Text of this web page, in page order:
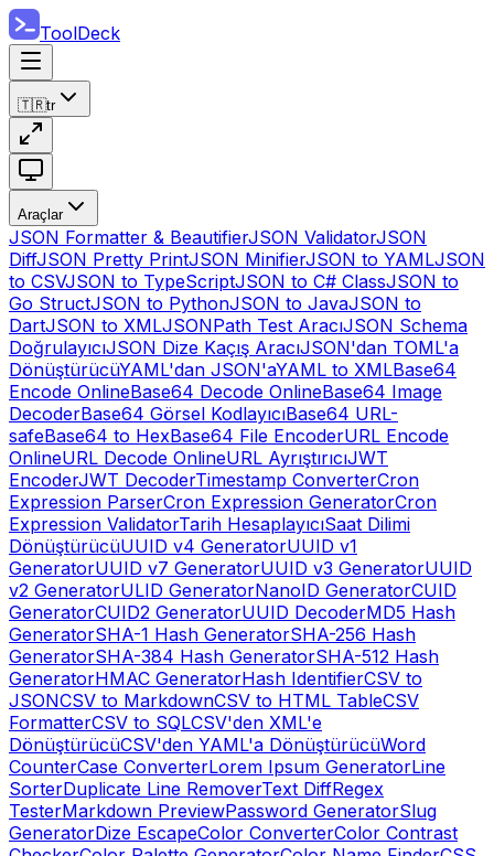
ToolDeck
🇹🇷tr
Araçlar
JSON Formatter & BeautifierJSON ValidatorJSON
DiffJSON Pretty PrintJSON MinifierJSON to YAMLJSON
to CSVJSON to TypeScriptJSON to C# ClassJSON to
Go StructJSON to PythonJSON to JavaJSON to
DartJSON to XMLJSONPath Test AracıJSON Schema
DoğrulayıcıJSON Dize Kaçış AracıJSON'dan TOML'a
DönüştürücüYAML'dan JSON'aYAML to XMLBase64
Encode OnlineBase64 Decode OnlineBase64 Image
DecoderBase64 Görsel KodlayıcıBase64 URL-
safeBase64 to HexBase64 File EncoderURL Encode
OnlineURL Decode OnlineURL AyrıştırıcıJWT
EncoderJWT DecoderTimestamp ConverterCron
Expression ParserCron Expression GeneratorCron
Expression ValidatorTarih HesaplayıcıSaat Dilimi
DönüştürücüUUID v4 GeneratorUUID v1
GeneratorUUID v7 GeneratorUUID v3 GeneratorUUID
v2 GeneratorULID GeneratorNanoID GeneratorCUID
GeneratorCUID2 GeneratorUUID DecoderMD5 Hash
GeneratorSHA-1 Hash GeneratorSHA-256 Hash
GeneratorSHA-384 Hash GeneratorSHA-512 Hash
GeneratorHMAC GeneratorHash IdentifierCSV to
JSONCSV to MarkdownCSV to HTML TableCSV
FormatterCSV to SQLCSV'den XML'e
DönüştürücüCSV'den YAML'a DönüştürücüWord
CounterCase ConverterLorem Ipsum GeneratorLine
SorterDuplicate Line RemoverText DiffRegex
TesterMarkdown PreviewPassword GeneratorSlug
GeneratorDize EscapeColor ConverterColor Contrast